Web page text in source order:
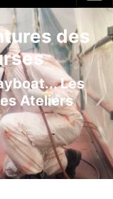
des
Les
Ateliers